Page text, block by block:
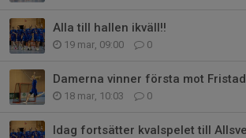
Alla till hallen ikväll!!
19 mar, 09:00 0
Damerna vinner första mot Fristad
18 mar, 10:03 0